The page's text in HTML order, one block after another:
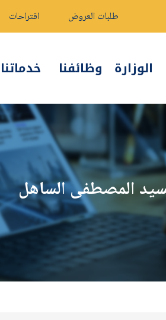
طلبات العروض اقتراحات
الوزارة وظائفنا خدماتنا
المصطفى الساهل